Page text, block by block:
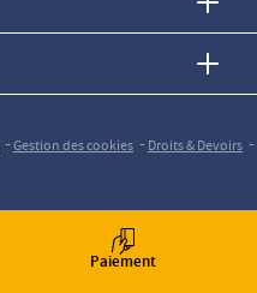
Paiement
-Gestion des cookies -Droits & Devoirs -